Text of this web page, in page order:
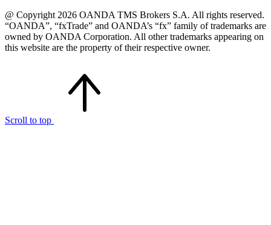
@ Copyright 2026 OANDA TMS Brokers S.A. All rights reserved.
“OANDA”, “fxTrade” and OANDA’s “fx” family of trademarks are
owned by OANDA Corporation. All other trademarks appearing on
this website are the property of their respective owner.
Scroll to top